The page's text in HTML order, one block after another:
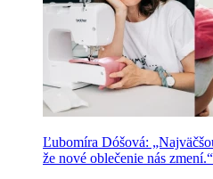
Ľubomíra Dóšová:
že nové oblečenie nás zmení.“